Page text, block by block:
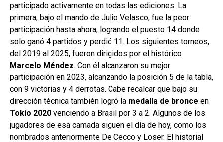
participado activamente en todas las ediciones. La
primera, bajo el mando de Julio Velasco, fue la peor
participación hasta ahora, logrando el puesto 14 donde
solo ganó 4 partidos y perdió 11. Los siguientes torneos,
del 2019 al 2025, fueron dirigidos por el histórico
Marcelo Méndez. Con él alcanzaron su mejor
participación en 2023, alcanzando la posición 5 de la tabla,
con 9 victorias y 4 derrotas. Cabe recalcar que bajo su
dirección técnica también logró la medalla de bronce en
Tokio 2020 venciendo a Brasil por 3 a 2. Algunos de los
jugadores de esa camada siguen el día de hoy, como los
nombrados anteriormente De Cecco y Loser. El historial